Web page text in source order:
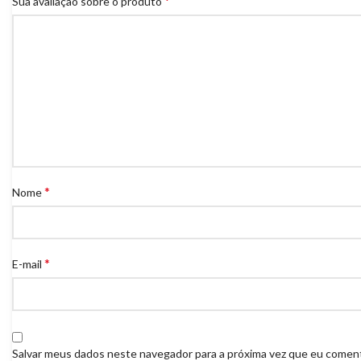
Nome*
E-mail *
Salvar meus dados neste navegador para a próxima vez que eu